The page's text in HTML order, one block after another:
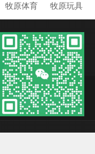
牧原体育
牧原玩具